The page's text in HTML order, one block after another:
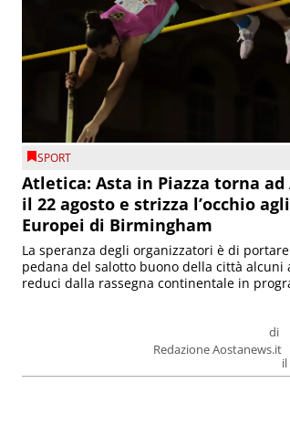
SPORT
Atletica: Asta in Piazza torna ad
il 22 agosto e strizza l’occhio agli
Europei di Birmingham
di
Redazione Aostanews.it
La speranza degli organizzatori è di
pedana del salotto buono della città alcuni
reduci dalla rassegna continentale in